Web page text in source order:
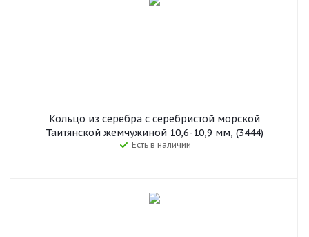
Кольцо из серебра с серебристой морской
Таитянской жемчужиной 10,6-10,9 мм, (3444)
Есть в наличии